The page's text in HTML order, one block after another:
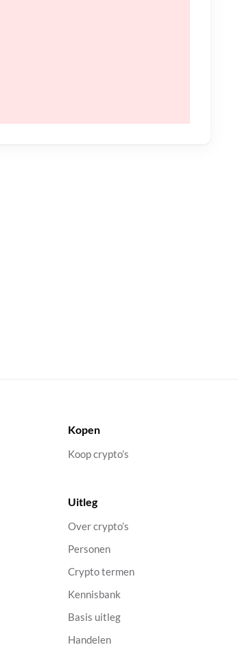
Kopen
Koop crypto’s
Uitleg
Over crypto’s
Personen
Crypto termen
Kennisbank
Basis uitleg
Handelen